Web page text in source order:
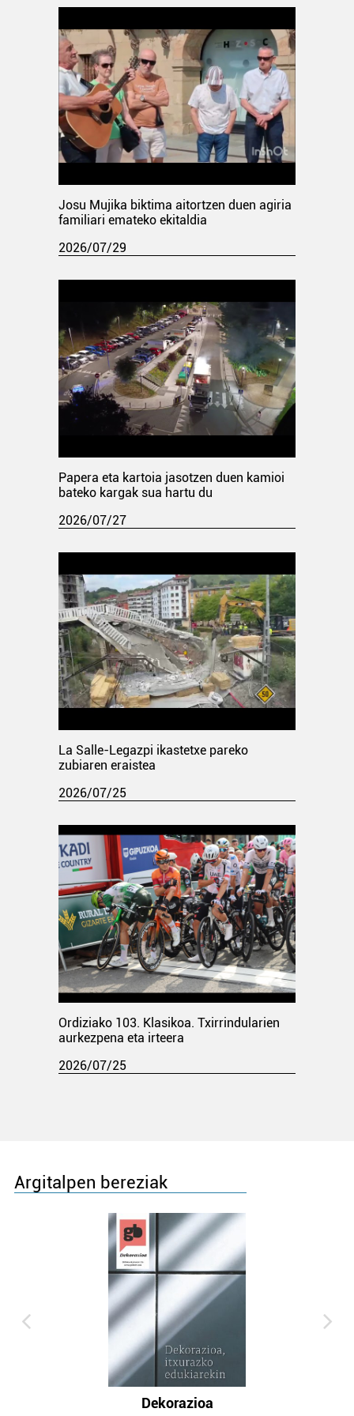
Josu Mujika biktima aitortzen duen agiria
familiari emateko ekitaldia
2026/07/29
Papera eta kartoia jasotzen duen kamioi
bateko kargak sua hartu du
2026/07/27
La Salle-Legazpi ikastetxe pareko
zubiaren eraistea
2026/07/25
Ordiziako 103. Klasikoa. Txirrindularien
aurkezpena eta irteera
2026/07/25
Argitalpen bereziak
Dekorazioa